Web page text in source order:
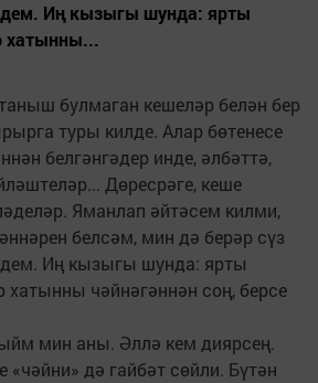
Иң кызыгы шунда: ярты
хатынны...
булмаган кешеләр белән бер
туры килде. Алар бөтенесе
белгәнгәдер инде, әлбәттә,
Дөресрәге, кеше
Яманлап әйтәсем килми,
белсәм, мин дә берәр сүз
Иң кызыгы шунда: ярты
хатынны чәйнәгәннән соң, берсе
мин аны. Әллә кем диярсең.
дә гайбәт сөйли. Бүтән